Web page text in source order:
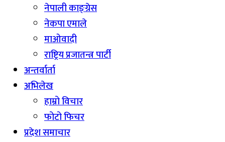
नेपाली काङ्ग्रेस
नेकपा एमाले
माओवादी
राष्ट्रिय प्रजातन्त्र पार्टी
अन्तर्वार्ता
अभिलेख
हाम्रो विचार
फोटो फिचर
प्रदेश समाचार